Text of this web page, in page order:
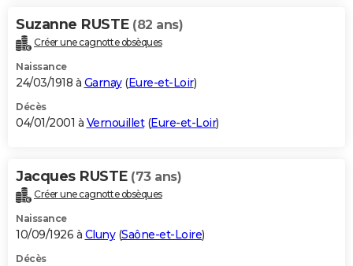
Suzanne RUSTE (82 ans)
Créer une cagnotte obsèques
Naissance
24/03/1918 à Garnay(Eure-et-Loir)
Décès
04/01/2001 à Vernouillet(Eure-et-Loir)
Jacques RUSTE (73 ans)
Créer une cagnotte obsèques
Naissance
10/09/1926 à Cluny(Saône-et-Loire)
Décès